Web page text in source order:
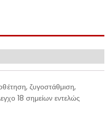
ζυγοστάθμιση,
18 σημείων εντελώς